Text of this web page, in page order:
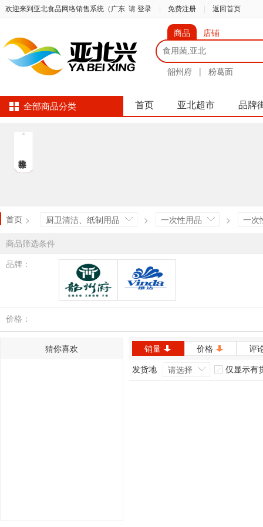
欢迎来到亚北食品网络销售系统（广东 请 登录 免费注册 返回首页
商品 店铺
韶州府 | 粉葛面
全部商品分类 首页 亚北超市 品牌
首页 > 厨卫清洁、纸制用品 > 一次性用品 >
一次
商品筛选条件
品牌：
韶州府
维达
价格：
猜你喜欢 销量 价格
评
发货地
请选择 仅显示有